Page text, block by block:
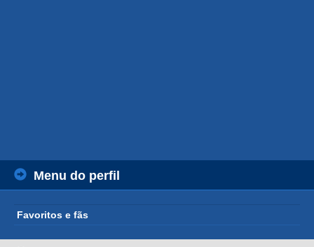
Menu do perfil
Favoritos e fãs